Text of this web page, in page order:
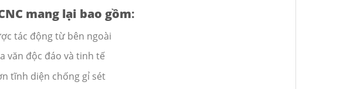
mang lại bao gồm:
tác động từ bên ngoài
văn độc đáo và tinh tế
tĩnh diện chống gỉ sét